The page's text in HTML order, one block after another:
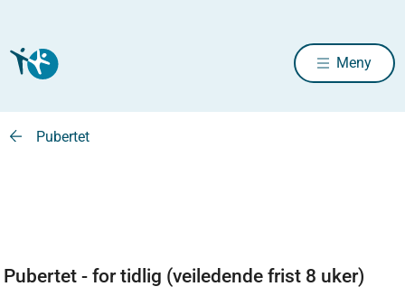
Meny
Pubertet
Pubertet - for tidlig (veiledende frist 8 uker)